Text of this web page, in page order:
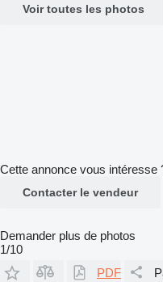
Voir toutes les photos
Cette annonce vous intéresse
Contacter le vendeur
Demander plus de photos
1/10
PDF